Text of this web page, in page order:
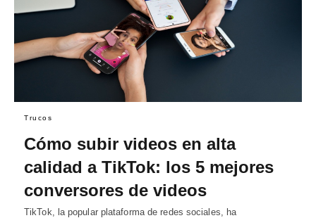
Trucos
Cómo subir videos en alta
calidad a TikTok: los 5 mejores
conversores de videos
TikTok, la popular plataforma de redes sociales, ha